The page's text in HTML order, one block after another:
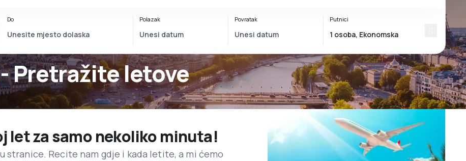
- Pretražite letove
Do Polazak Povratak Putnici
let za samo nekoliko minuta!
stranice. Recite nam gdje i kada letite, a mi ćemo